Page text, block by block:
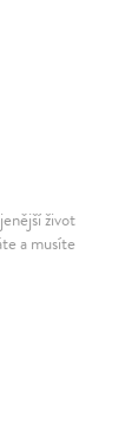
život
a musíte